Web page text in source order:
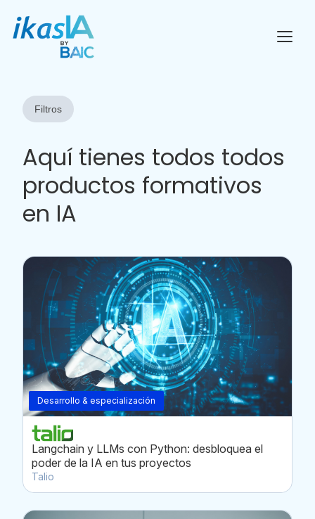
Filtros
Aquí tienes todos todos
productos formativos
en IA
Desarrollo & especialización
Langchain y LLMs con Python: desbloquea el
poder de la IA en tus proyectos
Talio